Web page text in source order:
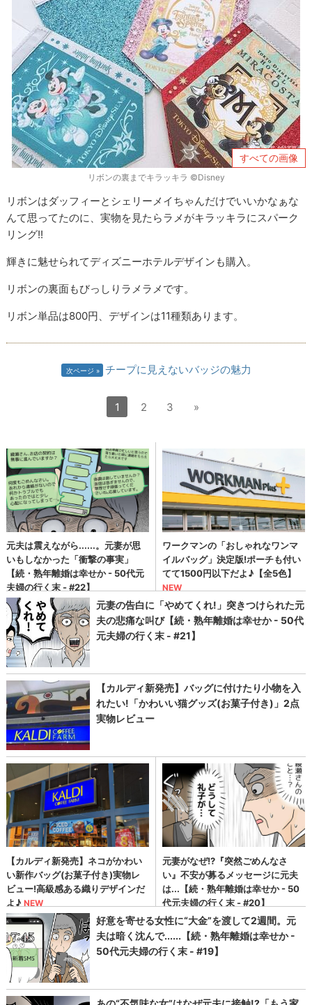
すべての画像
リボンの裏までキラッキラ ©Disney
リボンはダッフィーとシェリーメイちゃんだけでいいかなぁな
んて思ってたのに、実物を見たらラメがキラッキラにスパーク
リング!!
輝きに魅せられてディズニーホテルデザインも購入。
リボンの裏面もびっしりラメラメです。
リボン単品は800円、デザインは11種類あります。
次ページ チープに見えないバッジの魅力
1 2 3 »